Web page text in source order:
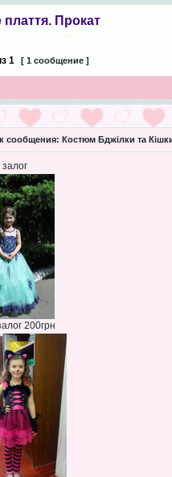
Прокат
1 [ 1 сообщение ]
сообщения: Костюм Бджілки та
200грн